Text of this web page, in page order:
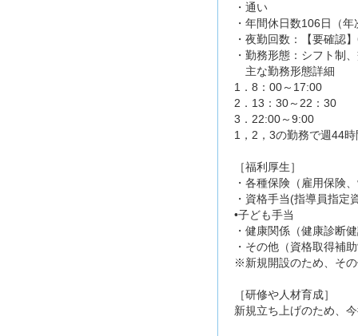
・通い
・年間休日数106日（
・夜勤回数：【要確認
・勤務形態：シフト制
主な勤務形態詳細
1．8：00～17:00
2．13：30～22：30
3．22:00～9:00
1，2，3の勤務で週44
［福利厚生］
・各種保険（雇用保険
・資格手当(指導員指定
•子ども手当
・健康関係（健康診断
・その他（資格取得補
※新規開設のため、そ
［研修や人材育成］
新規立ち上げのため、